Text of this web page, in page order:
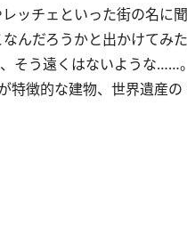
ッチェといった街の名に
んだろうかと出かけてみ
そう遠くはないような……。
徴的な建物、世界遺産